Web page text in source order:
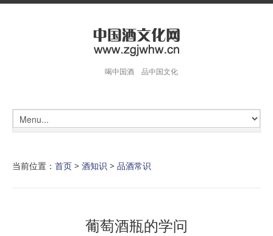
喝中国酒 品中国文化
当前位置： 首页 > 酒知识 > 品酒常识
葡萄酒瓶的学问